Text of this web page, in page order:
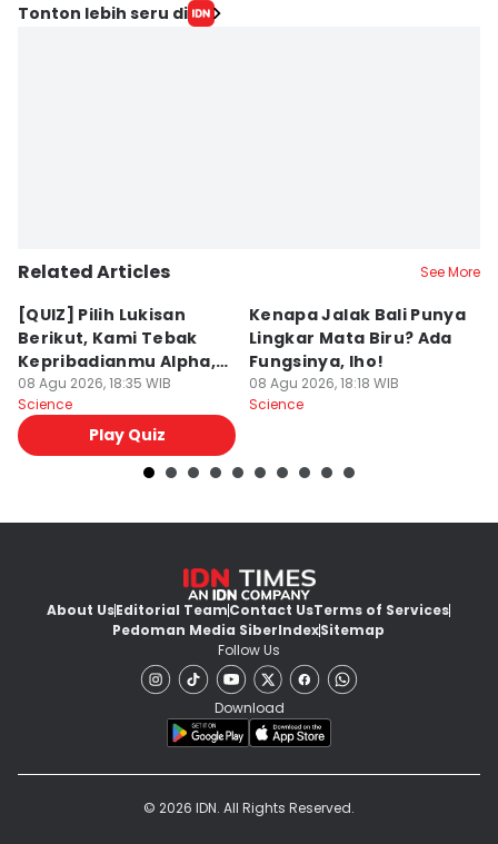
Tonton lebih seru di
Related Articles See More
[QUIZ] Pilih Lukisan
Berikut, Kami Tebak
Kepribadianmu Alpha,
Beta, atau Omega
08 Agu 2026, 18:35 WIB
Science
Play Quiz
Kenapa Jalak Bali Punya
Lingkar Mata Biru? Ada
Fungsinya, lho!
08 Agu 2026, 18:18 WIB
Science
About UsEditorial TeamContact UsTerms of Services
Pedoman Media SiberIndexSitemap
Follow Us
Download
© 2026 IDN. All Rights Reserved.